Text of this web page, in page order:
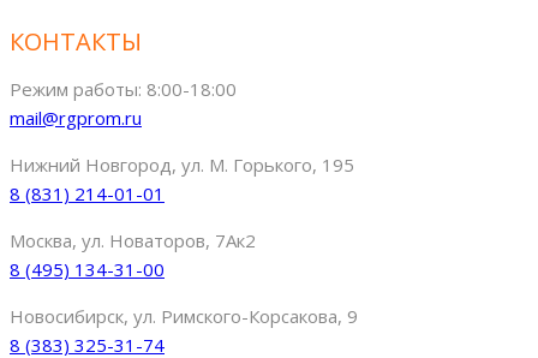
КОНТАКТЫ
Режим работы: 8:00-18:00
mail@rgprom.ru
Нижний Новгород, ул. М. Горького, 195
8 (831) 214-01-01
Москва, ул. Новаторов, 7Ак2
8 (495) 134-31-00
Новосибирск, ул. Римского-Корсакова, 9
8 (383) 325-31-74